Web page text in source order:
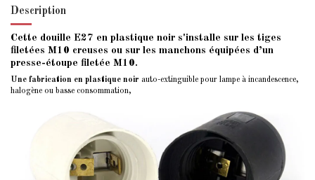
Description
Cette douille E27 en plastique noir s'installe sur les tiges
filetées M10 creuses ou sur les manchons équipées d’un
presse-étoupe filetée M10.
Une fabrication en plastique noir auto-extinguible pour lampe à incandescence,
halogène ou basse consommation,